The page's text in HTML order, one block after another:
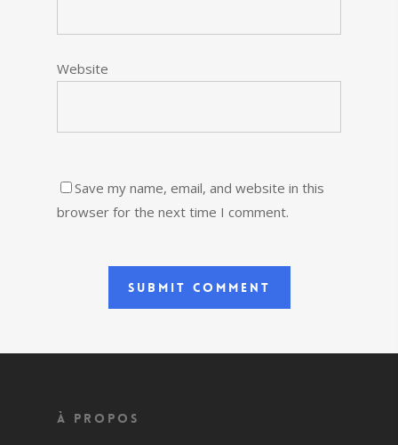
Website
Save my name, email, and website in this
browser for the next time I comment.
À propos